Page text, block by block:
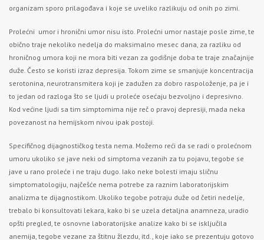
organizam sporo prilagođava i koje se uveliko razlikuju od onih po zimi.
Prolećni umor i hronični umor nisu isto. Prolećni umor nastaje posle zime, te
obično traje nekoliko nedelja do maksimalno mesec dana, za razliku od
hroničnog umora koji ne mora biti vezan za godišnje doba te traje značajnije
duže. Često se koristi izraz depresija. Tokom zime se smanjuje koncentracija
serotonina, neurotransmitera koji je zadužen za dobro raspoloženje, pa je i
to jedan od razloga što se ljudi u proleće osećaju bezvoljno i depresivno.
Kod većine ljudi sa tim simptomima nije reč o pravoj depresiji, mada neka
povezanost na hemijskom nivou ipak postoji.
Specifičnog dijagnostičkog testa nema. Možemo reći da se radi o prolećnom
umoru ukoliko se jave neki od simptoma vezanih za tu pojavu, tegobe se
jave u rano proleće i ne traju dugo. Iako neke bolesti imaju sličnu
simptomatologiju, najčešće nema potrebe za raznim laboratorijskim
analizma te dijagnostikom. Ukoliko tegobe potraju duže od četiri nedelje,
trebalo bi konsultovati lekara, kako bi se uzela detaljna anamneza, uradio
opšti pregled, te osnovne laboratorijske analize kako bi se isključila
anemija, tegobe vezane za štitnu žlezdu, itd., koje iako se prezentuju gotovo